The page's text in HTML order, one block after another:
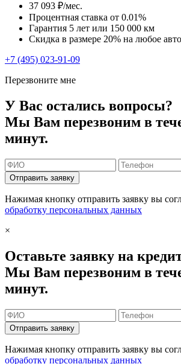
37 093 ₽/мес.
Процентная ставка от 0.01%
Гарантия 5 лет или 150 000 км
Скидка в размере 20% на любое
+7 (495) 023-91-09
Перезвоните мне
У Вас остались вопросы?
Мы Вам перезвоним в
минут.
Отправить заявку
Нажимая кнопку отправить заявку вы
обработку персональных данных
×
Оставьте заявку на
Мы Вам перезвоним в
минут.
Отправить заявку
Нажимая кнопку отправить заявку вы
обработку персональных данных